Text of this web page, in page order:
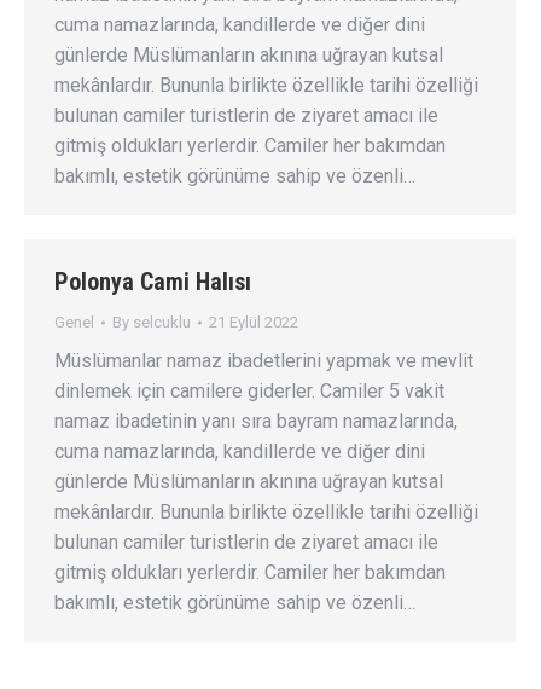
cuma namazlarında, kandillerde ve diğer dini
günlerde Müslümanların akınına uğrayan kutsal
mekânlardır. Bununla birlikte özellikle tarihi özelliği
bulunan camiler turistlerin de ziyaret amacı ile
gitmiş oldukları yerlerdir. Camiler her bakımdan
bakımlı, estetik görünüme sahip ve özenli…
Polonya Cami Halısı
Genel By selcuklu 21 Eylül 2022
Müslümanlar namaz ibadetlerini yapmak ve mevlit
dinlemek için camilere giderler. Camiler 5 vakit
namaz ibadetinin yanı sıra bayram namazlarında,
cuma namazlarında, kandillerde ve diğer dini
günlerde Müslümanların akınına uğrayan kutsal
mekânlardır. Bununla birlikte özellikle tarihi özelliği
bulunan camiler turistlerin de ziyaret amacı ile
gitmiş oldukları yerlerdir. Camiler her bakımdan
bakımlı, estetik görünüme sahip ve özenli…